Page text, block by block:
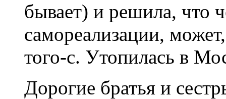
бывает) и решила, что
самореализации,
того-с. Утопилась в
Дорогие братья и